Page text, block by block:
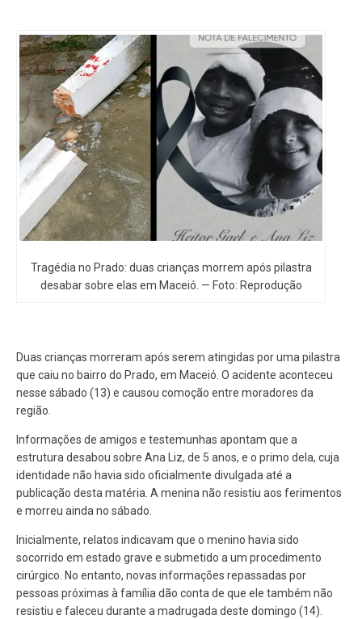
Tragédia no Prado: duas crianças morrem após pilastra
desabar sobre elas em Maceió. — Foto: Reprodução
Duas crianças morreram após serem atingidas por uma pilastra
que caiu no bairro do Prado, em Maceió. O acidente aconteceu
nesse sábado (13) e causou comoção entre moradores da
região.
Informações de amigos e testemunhas apontam que a
estrutura desabou sobre Ana Liz, de 5 anos, e o primo dela, cuja
identidade não havia sido oficialmente divulgada até a
publicação desta matéria. A menina não resistiu aos ferimentos
e morreu ainda no sábado.
Inicialmente, relatos indicavam que o menino havia sido
socorrido em estado grave e submetido a um procedimento
cirúrgico. No entanto, novas informações repassadas por
pessoas próximas à família dão conta de que ele também não
resistiu e faleceu durante a madrugada deste domingo (14).